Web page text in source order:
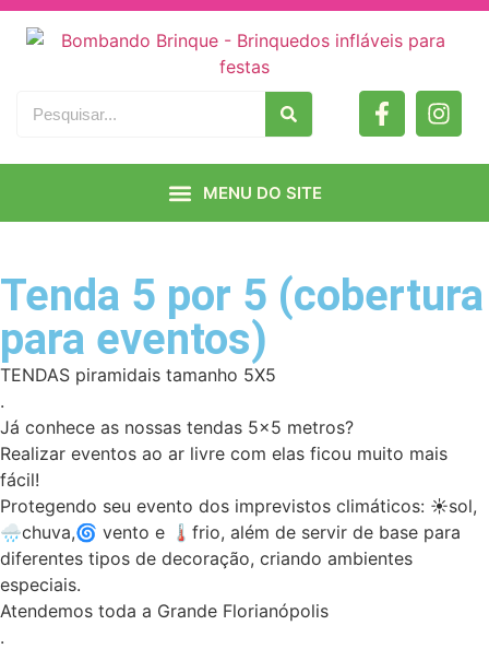
Tenda 5 por 5 (cobertura
para eventos)
TENDAS piramidais tamanho 5X5
.
Já conhece as nossas tendas 5×5 metros?
Realizar eventos ao ar livre com elas ficou muito mais
fácil!
Protegendo seu evento dos imprevistos climáticos: ☀️sol,
🌧️chuva,🌀 vento e 🌡️frio, além de servir de base para
diferentes tipos de decoração, criando ambientes
especiais.
Atendemos toda a Grande Florianópolis
.